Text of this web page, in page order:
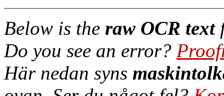
Below is the raw OCR text
Do you see an error?
Här nedan syns